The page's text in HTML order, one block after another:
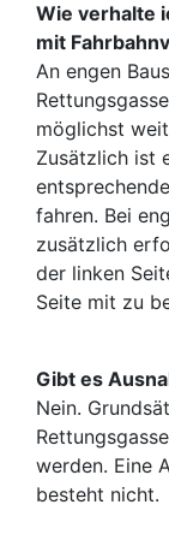
Wie verhalte
mit
An engen
möglichst
Zusätzlich ist
fahren. Bei
zusätzlich
der linken
Seite mit zu
Gibt es
Nein.
werden. Eine
besteht nicht.